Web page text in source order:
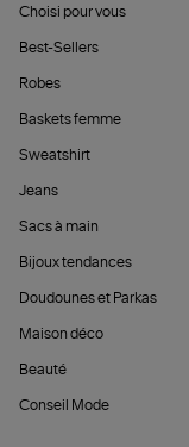
Choisi pour vous
Best-Sellers
Robes
Baskets femme
Sweatshirt
Jeans
Sacs à main
Bijoux tendances
Doudounes et Parkas
Maison déco
Beauté
Conseil Mode